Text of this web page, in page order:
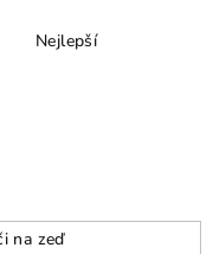
Nejlepší
na zeď